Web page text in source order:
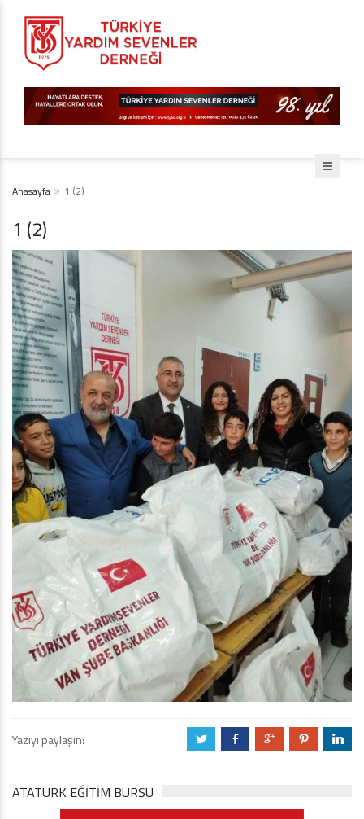
Anasayfa 1 (2)
1 (2)
Yazıyı paylaşın: a b c d j
ATATÜRK EĞITIM BURSU